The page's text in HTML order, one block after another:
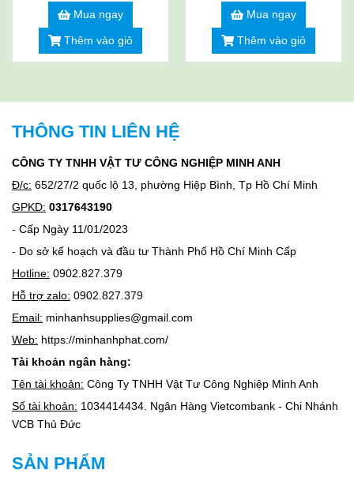
Mua ngay
Thêm vào giỏ
Mua ngay
Thêm vào giỏ
THÔNG TIN LIÊN HỆ
CÔNG TY TNHH VẬT TƯ CÔNG NGHIỆP MINH ANH
Đ/c: 652/27/2 quốc lộ 13, phường Hiệp Bình, Tp Hồ Chí Minh
GPKD: 0317643190
- Cấp Ngày 11/01/2023
- Do sở kế hoạch và đầu tư Thành Phố Hồ Chí Minh Cấp
Hotline: 0902.827.379
Hỗ trợ zalo: 0902.827.379
Email: minhanhsupplies@gmail.com
Web: https://minhanhphat.com/
Tài khoản ngân hàng:
Tên tài khoản: Công Ty TNHH Vật Tư Công Nghiệp Minh Anh
Số tài khoản: 1034414434. Ngân Hàng Vietcombank - Chi Nhánh
VCB Thủ Đức
SẢN PHẨM